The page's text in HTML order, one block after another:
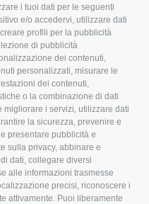
i tuoi dati per le seguenti
e/o accedervi, utilizzare dati
profili per la pubblicità
di pubblicità
dei contenuti,
personalizzati, misurare le
dei contenuti,
o la combinazione di dati
i servizi, utilizzare dati
la sicurezza, prevenire e
presentare pubblicità e
sulla privacy, abbinare e
dati, collegare diversi
alle informazioni trasmesse
precisi, riconoscere i
attivamente. Puoi liberamente
Tecnico
Fiscale
Lavoro
Ambiente
Associazione
CONFAGRICOLTURA
ATTIVA
Notizie in evidenza